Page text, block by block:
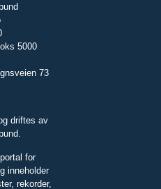
5000
73
driftes av
for
inneholder
rekorder,